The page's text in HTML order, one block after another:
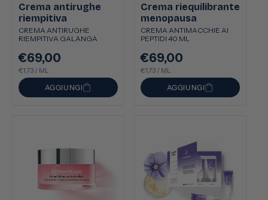
Crema antirughe
riempitiva
CREMA ANTIRUGHE
RIEMPITIVA GALANGA
Prezzo
di
listino
€69,00
PREZZO
UNITARIO
€1,73 / PER
ML
AGGIUNGI
Crema riequilibrante
menopausa
CREMA ANTIMACCHIE AI
PEPTIDI 40 ML
Prezzo
di
listino
€69,00
PREZZO
UNITARIO
€1,73 / PER
ML
AGGIUNGI